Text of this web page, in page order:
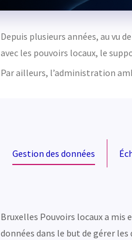
Depuis plusieurs années, au vu
avec les pouvoirs locaux, le
Par ailleurs, l’administration
Gestion des données
Bruxelles Pouvoirs locaux a mis
données dans le but de gérer